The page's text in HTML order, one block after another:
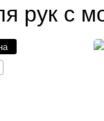
рук с